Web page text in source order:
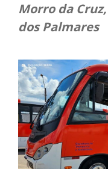
Morro da
dos Palmares